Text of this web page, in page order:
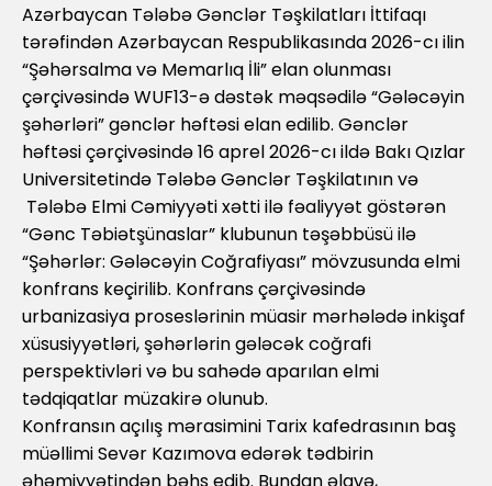
Azərbaycan Tələbə Gənclər Təşkilatları İttifaqı
tərəfindən Azərbaycan Respublikasında 2026-cı ilin
“Şəhərsalma və Memarlıq İli” elan olunması
çərçivəsində WUF13-ə dəstək məqsədilə “Gələcəyin
şəhərləri” gənclər həftəsi elan edilib. Gənclər
həftəsi çərçivəsində 16 aprel 2026-cı ildə Bakı Qızlar
Universitetində Tələbə Gənclər Təşkilatının və
Tələbə Elmi Cəmiyyəti xətti ilə fəaliyyət göstərən
“Gənc Təbiətşünaslar” klubunun təşəbbüsü ilə
“Şəhərlər: Gələcəyin Coğrafiyası” mövzusunda elmi
konfrans keçirilib. Konfrans çərçivəsində
urbanizasiya proseslərinin müasir mərhələdə inkişaf
xüsusiyyətləri, şəhərlərin gələcək coğrafi
perspektivləri və bu sahədə aparılan elmi
tədqiqatlar müzakirə olunub.
Konfransın açılış mərasimini Tarix kafedrasının baş
müəllimi Sevər Kazımova edərək tədbirin
əhəmiyyətindən bəhs edib. Bundan əlavə,